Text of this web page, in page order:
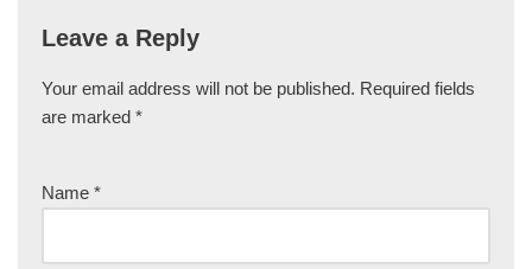
Leave a Reply
Your email address will not be published. Required fields
are marked *
Name *